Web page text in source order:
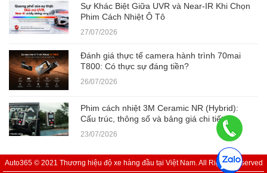
Sự Khác Biệt Giữa UVR và Near-IR Khi Chọn
Phim Cách Nhiệt Ô Tô
27/07/2026
Đánh giá thực tế camera hành trình 70mai
T800: Có thực sự đáng tiền?
26/07/2026
Phim cách nhiệt 3M Ceramic NR (Hybrid):
Cấu trúc, thông số và bảng giá chi tiết
23/07/2026
Auto365 © 2021 Thương hiệu độ xe hàng đầu tại Việt Nam. All Rights Reserved